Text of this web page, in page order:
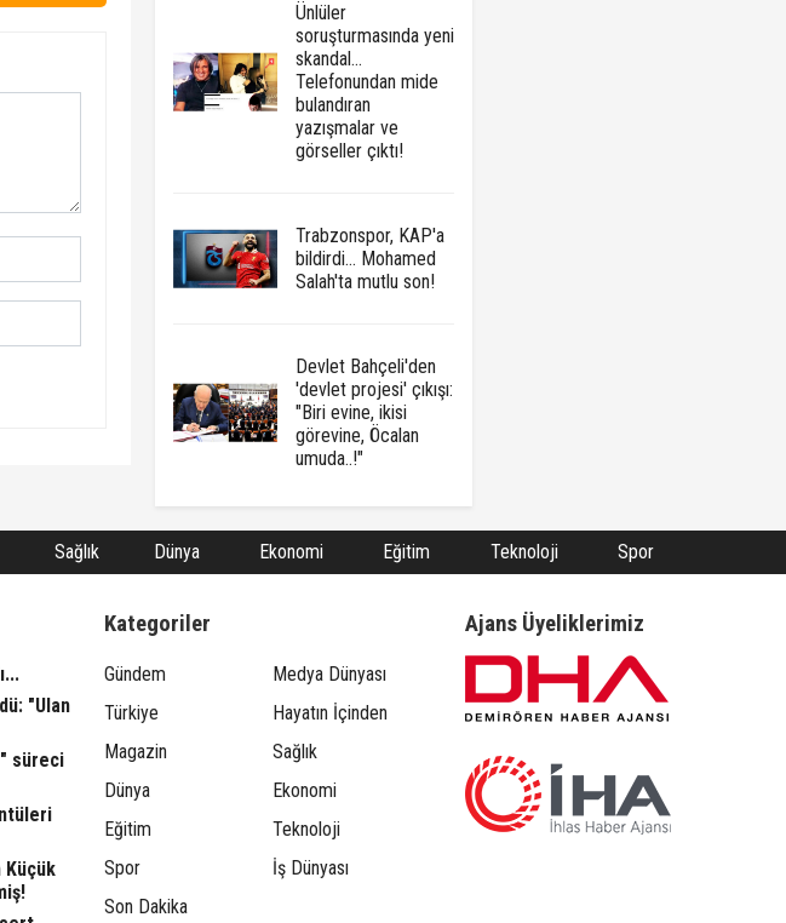
Ünlüler
soruşturmasında yeni
skandal...
Telefonundan mide
bulandıran
yazışmalar ve
görseller çıktı!
Trabzonspor, KAP'a
bildirdi... Mohamed
Salah'ta mutlu son!
Devlet Bahçeli'den
'devlet projesi' çıkışı:
"Biri evine, ikisi
görevine, Öcalan
umuda..!"
Sağlık Dünya Ekonomi Eğitim Teknoloji Spor
"Ulan
süreci
Küçük
Kategoriler
Gündem
Medya Dünyası
Türkiye
Hayatın İçinden
Magazin
Sağlık
Dünya
Ekonomi
Eğitim
Teknoloji
Spor
İş Dünyası
Son Dakika
Ajans Üyeliklerimiz